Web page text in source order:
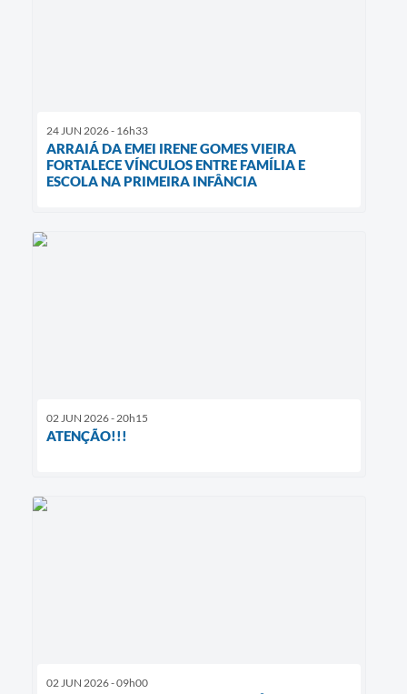
24 JUN 2026 - 16h33
ARRAIÁ DA EMEI IRENE GOMES VIEIRA
FORTALECE VÍNCULOS ENTRE FAMÍLIA E
ESCOLA NA PRIMEIRA INFÂNCIA
02 JUN 2026 - 20h15
ATENÇÃO!!!
02 JUN 2026 - 09h00